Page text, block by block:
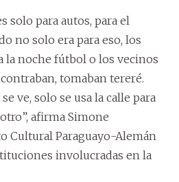
solo para autos, para el
no solo era para eso, los
la noche fútbol o los vecinos
tomaban tereré.
ve, solo se usa la calle para
afirma Simone
Cultural Paraguayo-Alemán
involucradas en la